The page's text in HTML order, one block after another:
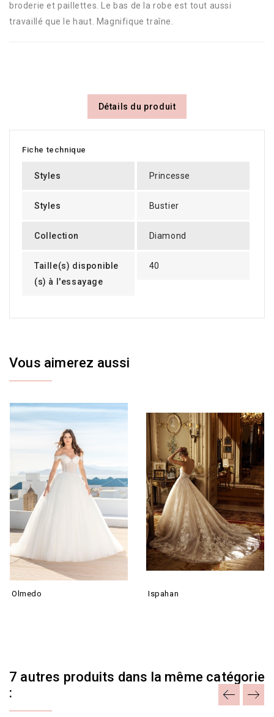
broderie et paillettes. Le bas de la robe est tout aussi
travaillé que le haut. Magnifique traîne.
Détails du produit
Fiche technique
Styles Princesse
Styles Bustier
Collection Diamond
Taille(s) disponible
(s) à l'essayage
40
Vous aimerez aussi
Olmedo Ispahan
7 autres produits dans la même catégorie
: